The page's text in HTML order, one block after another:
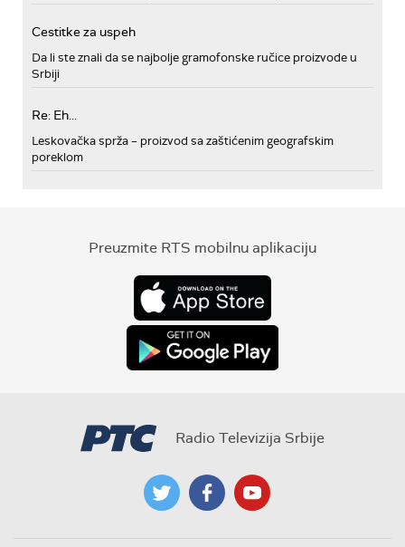
Cestitke za uspeh
Da li ste znali da se najbolje gramofonske ručice proizvode u
Srbiji
Re: Eh...
Leskovačka sprža – proizvod sa zaštićenim geografskim
poreklom
Preuzmite RTS mobilnu aplikaciju
Radio Televizija Srbije